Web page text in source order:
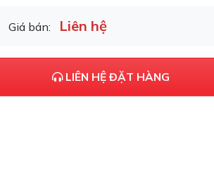
Giá bán: Liên hệ
LIÊN HỆ ĐẶT HÀNG